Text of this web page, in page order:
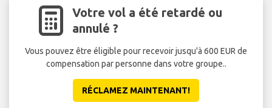
Votre vol a été retardé ou
annulé ?
Vous pouvez être éligible pour recevoir jusqu'à 600 EUR de
compensation par personne dans votre groupe..
RÉCLAMEZ MAINTENANT!